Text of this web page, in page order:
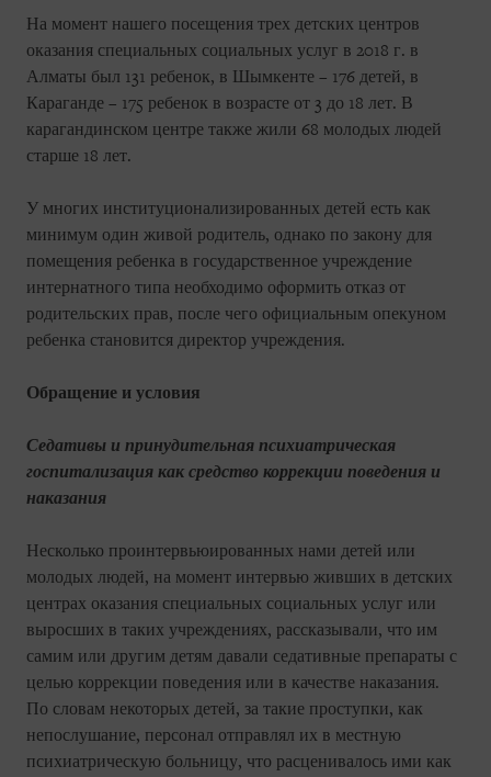
На момент нашего посещения трех детских центров
оказания специальных социальных услуг в 2018 г. в
Алматы был 131 ребенок, в Шымкенте – 176 детей, в
Караганде – 175 ребенок в возрасте от 3 до 18 лет. В
карагандинском центре также жили 68 молодых людей
старше 18 лет.
У многих институционализированных детей есть как
минимум один живой родитель, однако по закону для
помещения ребенка в государственное учреждение
интернатного типа необходимо оформить отказ от
родительских прав, после чего официальным опекуном
ребенка становится директор учреждения.
Обращение и условия
Седативы и принудительная психиатрическая
госпитализация как средство коррекции поведения и
наказания
Несколько проинтервьюированных нами детей или
молодых людей, на момент интервью живших в детских
центрах оказания специальных социальных услуг или
выросших в таких учреждениях, рассказывали, что им
самим или другим детям давали седативные препараты с
целью коррекции поведения или в качестве наказания.
По словам некоторых детей, за такие проступки, как
непослушание, персонал отправлял их в местную
психиатрическую больницу, что расценивалось ими как